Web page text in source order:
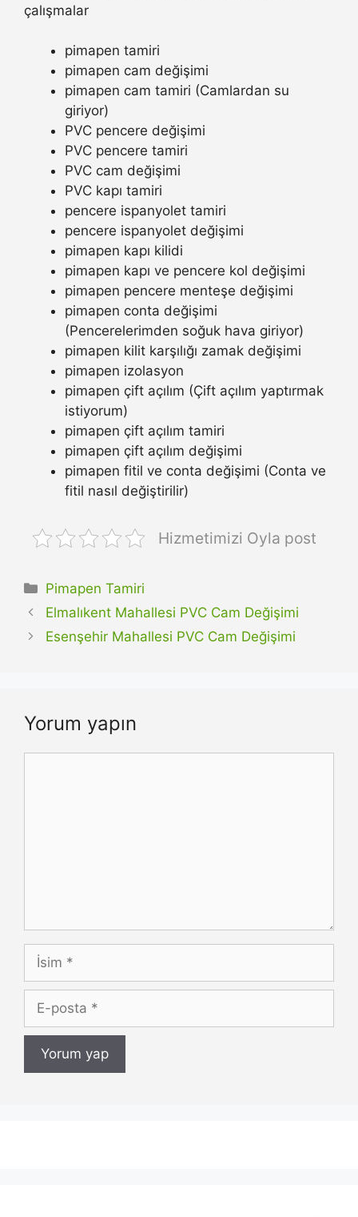
çalışmalar
pimapen tamiri
pimapen cam değişimi
pimapen cam tamiri (Camlardan su
giriyor)
PVC pencere değişimi
PVC pencere tamiri
PVC cam değişimi
PVC kapı tamiri
pencere ispanyolet tamiri
pencere ispanyolet değişimi
pimapen kapı kilidi
pimapen kapı ve pencere kol değişimi
pimapen pencere menteşe değişimi
pimapen conta değişimi
(Pencerelerimden soğuk hava giriyor)
pimapen kilit karşılığı zamak değişimi
pimapen izolasyon
pimapen çift açılım (Çift açılım yaptırmak
istiyorum)
pimapen çift açılım tamiri
pimapen çift açılım değişimi
pimapen fitil ve conta değişimi (Conta ve
fitil nasıl değiştirilir)
Hizmetimizi Oyla post
Kategoriler
Pimapen Tamiri
Elmalıkent Mahallesi PVC Cam Değişimi
Esenşehir Mahallesi PVC Cam Değişimi
Yorum yapın
İsim
posta